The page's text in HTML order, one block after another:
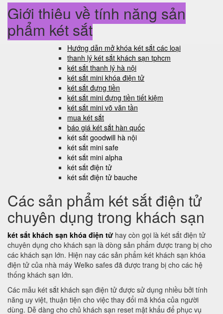
Giới thiệu về tính năng sản
phẩm két sắt
Hướng dẫn mở khóa két sắt các loại
thanh lý két sắt khách sạn tphcm
két sắt thanh lý hà nội
két sắt mini khóa điện tử
két sắt đựng tiền
két sắt mini đựng tiền tiết kiệm
két sắt mini võ văn tần
mua két sắt
báo giá két sắt hàn quốc
két sắt goodwill hà nội
két sắt mini safe
két sắt mini alpha
két sắt điện tử
két sắt điện tử bauche
Các sản phẩm két sắt điện tử
chuyên dụng trong khách sạn
két sắt khách sạn khóa điện tử hay còn gọi là két sắt điện tử
chuyên dụng cho khách sạn là dòng sản phẩm được trang bị cho
các khách sạn lớn. Hiện nay các sản phẩm két khách sạn khóa
điện tử của nhà máy Welko safes đã được trang bị cho các hệ
thống khách sạn lớn.
Các mẫu két sắt khách sạn điện tử được sử dụng nhiều bởi tính
năng uy việt, thuận tiện cho việc thay đổi mã khóa của người
dùng. Dễ dàng cho chủ khách sạn reset mật khẩu để phục vụ